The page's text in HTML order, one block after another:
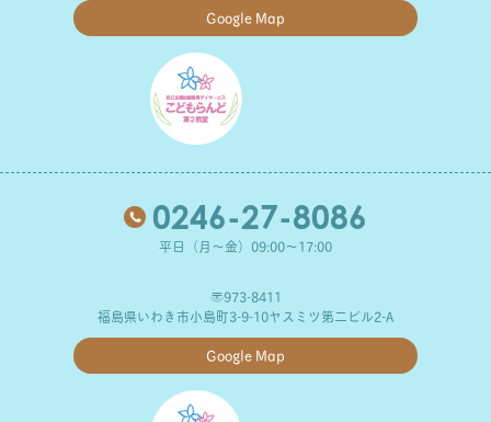
Google Map
0246-27-8086
平日（月～金）09:00～17:00
〒973-8411
福島県いわき市小島町3-9-10ヤスミツ第二ビル2-A
Google Map